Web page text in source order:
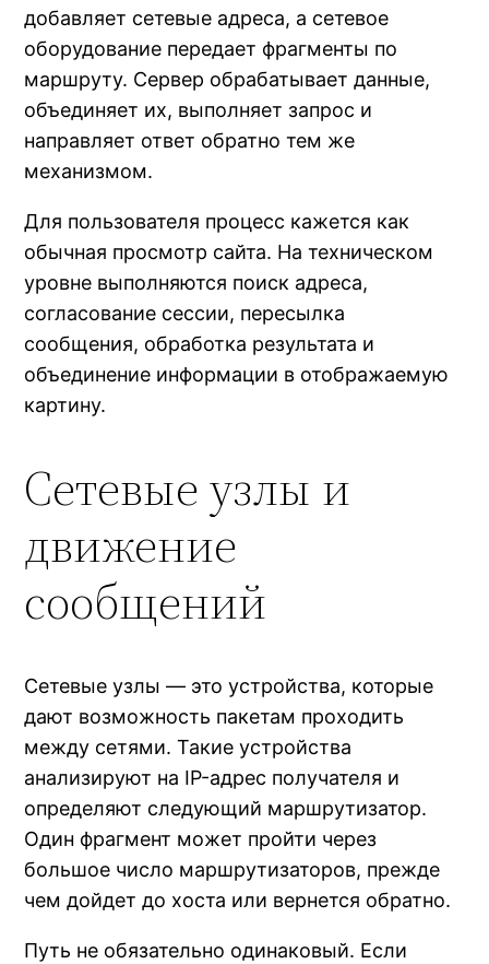
добавляет сетевые адреса, а сетевое
оборудование передает фрагменты по
маршруту. Сервер обрабатывает данные,
объединяет их, выполняет запрос и
направляет ответ обратно тем же
механизмом.
Для пользователя процесс кажется как
обычная просмотр сайта. На техническом
уровне выполняются поиск адреса,
согласование сессии, пересылка
сообщения, обработка результата и
объединение информации в отображаемую
картину.
Сетевые узлы и
движение
сообщений
Сетевые узлы — это устройства, которые
дают возможность пакетам проходить
между сетями. Такие устройства
анализируют на IP-адрес получателя и
определяют следующий маршрутизатор.
Один фрагмент может пройти через
большое число маршрутизаторов, прежде
чем дойдет до хоста или вернется обратно.
Путь не обязательно одинаковый. Если